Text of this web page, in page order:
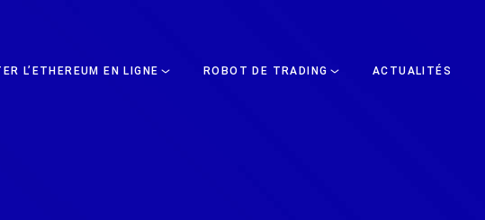
L’ETHEREUM EN LIGNE ROBOT DE TRADING ACTUALITÉS